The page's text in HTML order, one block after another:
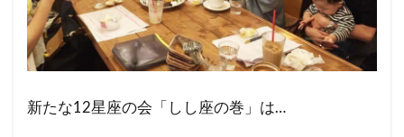
新たな12星座の会「しし座の巻」は…